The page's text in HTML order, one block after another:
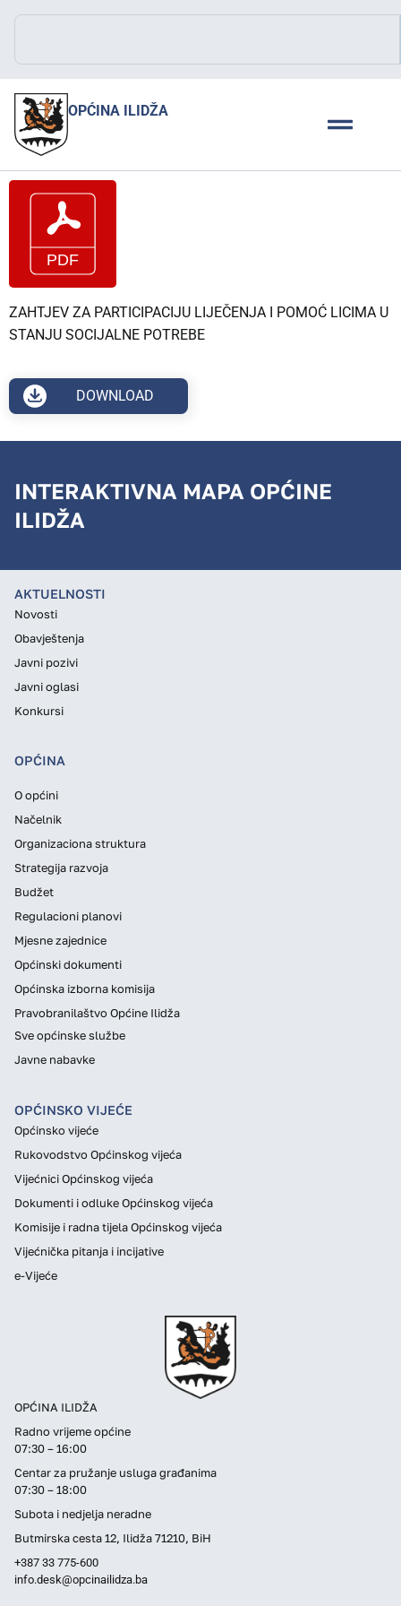
OPĆINA ILIDŽA
ZAHTJEV ZA PARTICIPACIJU LIJEČENJA I POMOĆ LICIMA U
STANJU SOCIJALNE POTREBE
DOWNLOAD
INTERAKTIVNA MAPA OPĆINE
ILIDŽA
OPĆINA ILIDŽA
Radno vrijeme općine
07:30 – 16:00
Centar za pružanje usluga građanima
07:30 – 18:00
Subota i nedjelja neradne
Butmirska cesta 12, Ilidža 71210, BiH
+387 33 775-600
info.desk@opcinailidza.ba
AKTUELNOSTI
Novosti
Obavještenja
Javni pozivi
Javni oglasi
Konkursi
OPĆINA
O općini
Načelnik
Organizaciona struktura
Strategija razvoja
Budžet
Regulacioni planovi
Mjesne zajednice
Općinski dokumenti
Općinska izborna komisija
Pravobranilaštvo Općine Ilidža
Sve općinske službe
Javne nabavke
OPĆINSKO VIJEĆE
Općinsko vijeće
Rukovodstvo Općinskog vijeća
Vijećnici Općinskog vijeća
Dokumenti i odluke Općinskog vijeća
Komisije i radna tijela Općinskog vijeća
Vijećnička pitanja i incijative
e-Vijeće